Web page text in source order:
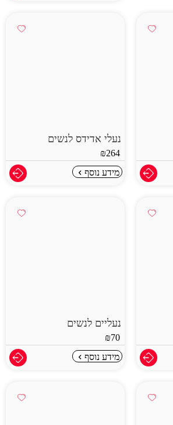
נעלי אדידס לנשים
₪264
מידע נוסף
נעליים לנשים
₪70
מידע נוסף